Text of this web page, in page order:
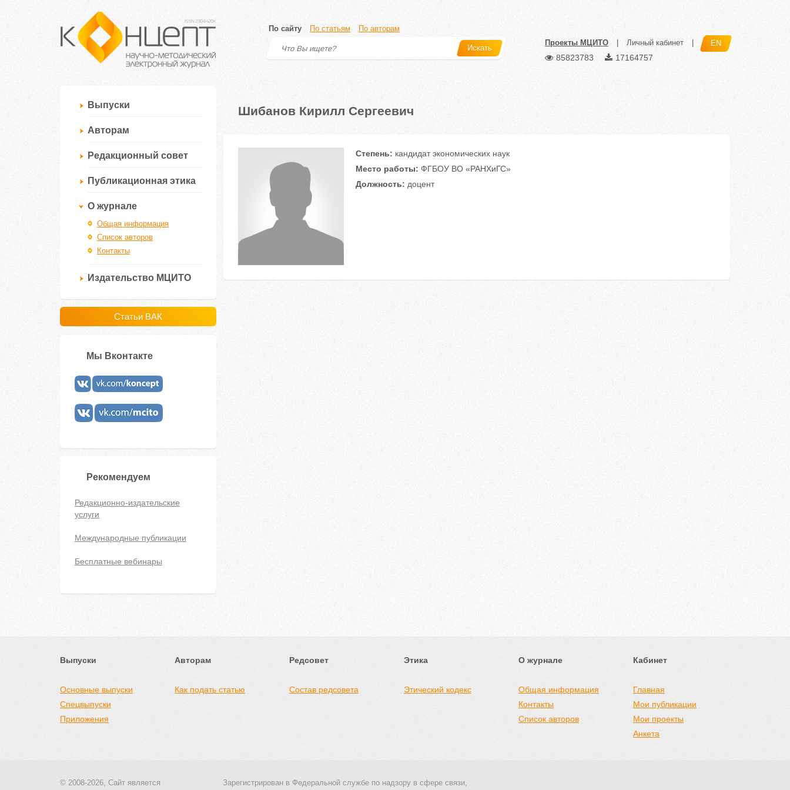
По сайту По статьям По авторам
Искать
Проекты МЦИТО Личный кабинет EN
85823783 17164757
Выпуски
Авторам
Редакционный совет
Публикационная этика
О журнале
Общая информация
Список авторов
Контакты
Издательство МЦИТО
Статьи ВАК
Мы Вконтакте
Рекомендуем
Редакционно-издательские
услуги
Международные публикации
Бесплатные вебинары
Шибанов Кирилл Сергеевич
Степень: кандидат экономических наук
Место работы: ФГБОУ ВО «РАНХиГС»
Должность: доцент
Выпуски
Основные выпуски
Спецвыпуски
Приложения
Авторам
Как подать статью
Редсовет
Состав редсовета
Этика
Этический кодекс
О журнале
Общая информация
Контакты
Список авторов
Кабинет
Главная
Мои публикации
Мои проекты
Анкета
© 2008-2026, Сайт является
Зарегистрирован в Федеральной службе по надзору в сфере связи,